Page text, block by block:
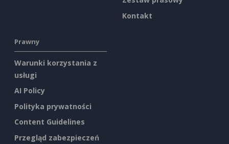
Kontakt
Prawny
Warunki korzystania z
usługi
AI Policy
Polityka prywatności
Content Guidelines
Przegląd zabezpieczeń